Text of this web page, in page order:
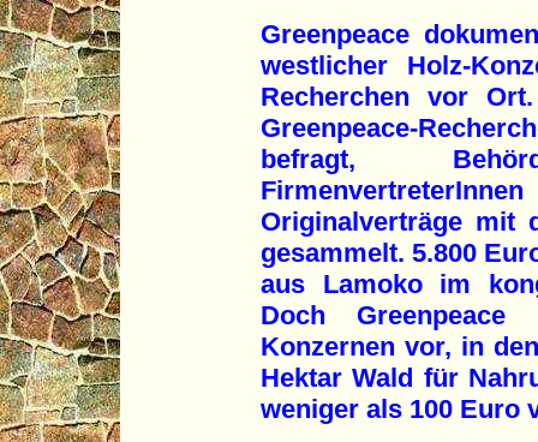
Greenpeace
westlicher Holz-
Recherchen vor
Greenpeace-
befragt,
Originalverträge mit
gesammelt. 5.800
aus Lamoko im
Doch
Konzernen vor, in
Hektar Wald für
weniger als 100 Euro